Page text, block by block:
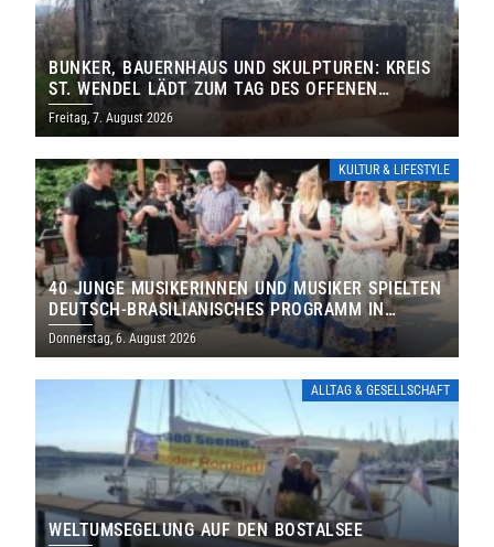
BUNKER, BAUERNHAUS UND SKULPTUREN: KREIS
ST. WENDEL LÄDT ZUM TAG DES OFFENEN
DENKMALS EIN
Freitag, 7. August 2026
KULTUR & LIFESTYLE
40 JUNGE MUSIKERINNEN UND MUSIKER SPIELTEN
DEUTSCH-BRASILIANISCHES PROGRAMM IN
THOLEY
Donnerstag, 6. August 2026
ALLTAG & GESELLSCHAFT
WELTUMSEGELUNG AUF DEN BOSTALSEE